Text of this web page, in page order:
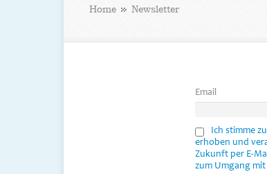
Home Newsletter
Email
Ich stimme
erhoben und
Zukunft per E-
zum Umgang